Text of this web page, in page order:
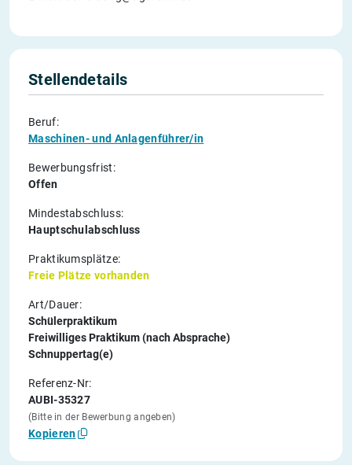
Stellendetails
Beruf:
Maschinen- und Anlagenführer/in
Bewerbungsfrist:
Offen
Mindestabschluss:
Hauptschulabschluss
Praktikumsplätze:
Freie Plätze vorhanden
Art/Dauer:
Schülerpraktikum
Freiwilliges Praktikum (nach Absprache)
Schnuppertag(e)
Referenz-Nr:
AUBI-35327
(Bitte in der Bewerbung angeben)
Kopieren